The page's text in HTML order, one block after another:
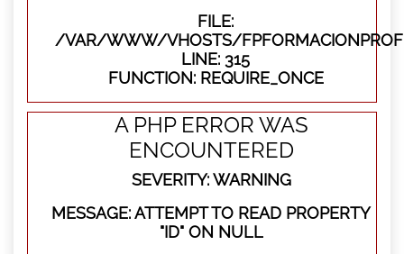
FILE:
/VAR/WWW/VHOSTS/
LINE: 315
FUNCTION: REQUIRE_ONCE
A PHP ERROR WAS
ENCOUNTERED
SEVERITY: WARNING
MESSAGE: ATTEMPT TO READ PROPERTY
"ID" ON NULL